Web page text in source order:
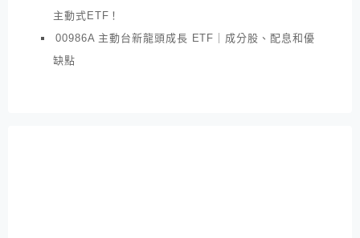
主動式ETF！
00986A 主動台新龍頭成長 ETF｜成分股、配息和優
缺點